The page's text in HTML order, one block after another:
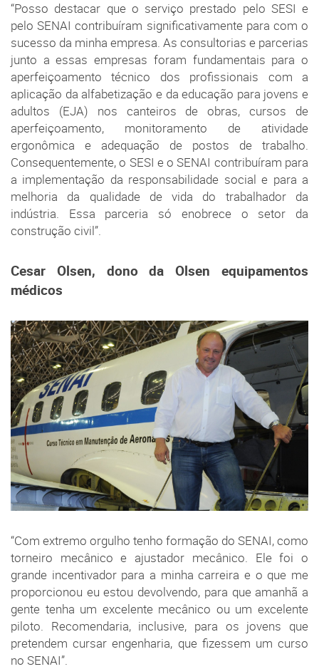
“Posso destacar que o serviço prestado pelo SESI e
pelo SENAI contribuíram significativamente para com o
sucesso da minha empresa. As consultorias e parcerias
junto a essas empresas foram fundamentais para o
aperfeiçoamento técnico dos profissionais com a
aplicação da alfabetização e da educação para jovens e
adultos (EJA) nos canteiros de obras, cursos de
aperfeiçoamento, monitoramento de atividade
ergonômica e adequação de postos de trabalho.
Consequentemente, o SESI e o SENAI contribuíram para
a implementação da responsabilidade social e para a
melhoria da qualidade de vida do trabalhador da
indústria. Essa parceria só enobrece o setor da
construção civil”.
Cesar Olsen, dono da Olsen equipamentos
médicos
“Com extremo orgulho tenho formação do SENAI, como
torneiro mecânico e ajustador mecânico. Ele foi o
grande incentivador para a minha carreira e o que me
proporcionou eu estou devolvendo, para que amanhã a
gente tenha um excelente mecânico ou um excelente
piloto. Recomendaria, inclusive, para os jovens que
pretendem cursar engenharia, que fizessem um curso
no SENAI”.